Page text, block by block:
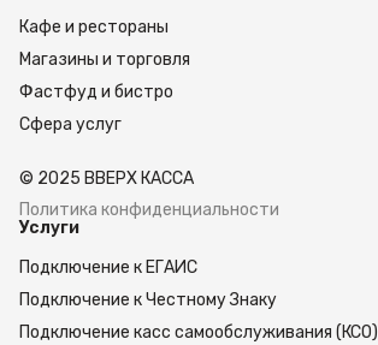
Кафе и рестораны
Магазины и торговля
Фастфуд и бистро
Сфера услуг
© 2025 ВВЕРХ КАССА
Политика конфиденциальности
Услуги
Подключение к ЕГАИС
Подключение к Честному Знаку
Подключение касс самообслуживания (КСО)